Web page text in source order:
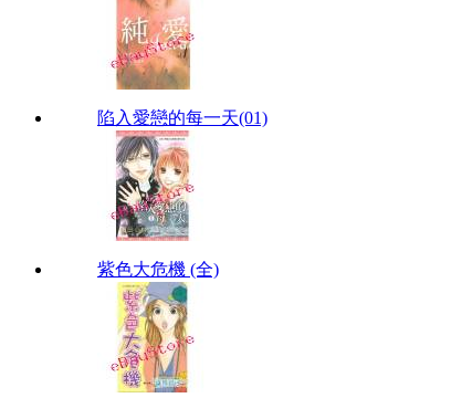
陷入愛戀的每一天(01)
紫色大危機 (全)